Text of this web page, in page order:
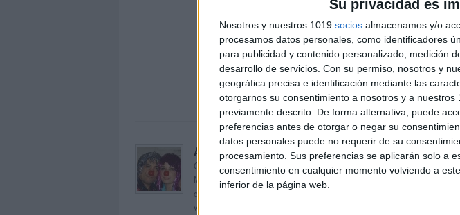
Su privacidad es
Nosotros y nuestros 1019 socios almacenamos y/o
procesamos datos personales, como identificadores
para publicidad y contenido personalizado, medición
desarrollo de servicios. Con su permiso, nosotros y
geográfica precisa e identificación mediante las
otorgarnos su consentimiento a nosotros y a
previamente descrito. De forma alternativa, puede
preferencias antes de otorgar o negar su
datos personales puede no requerir de su
procesamiento. Sus preferencias se aplicarán solo a
consentimiento en cualquier momento volviendo a
inferior de la página web.
Acerca de orientacionandujar
Orientación Andújar no es solo un blog, es la apuesta personal de
Maribel, que además de ser pareja, son los encargados de los
dentro del blog y en el cual, vuelcan la mayor parte del tiempo, que
voluntarios en sus meses de verano les permite.